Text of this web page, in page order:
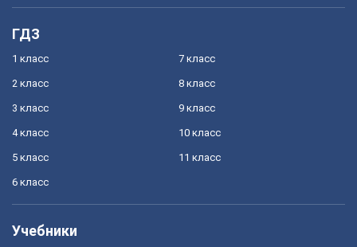
ГДЗ
1 класс
2 класс
3 класс
4 класс
5 класс
6 класс
7 класс
8 класс
9 класс
10 класс
11 класс
Учебники